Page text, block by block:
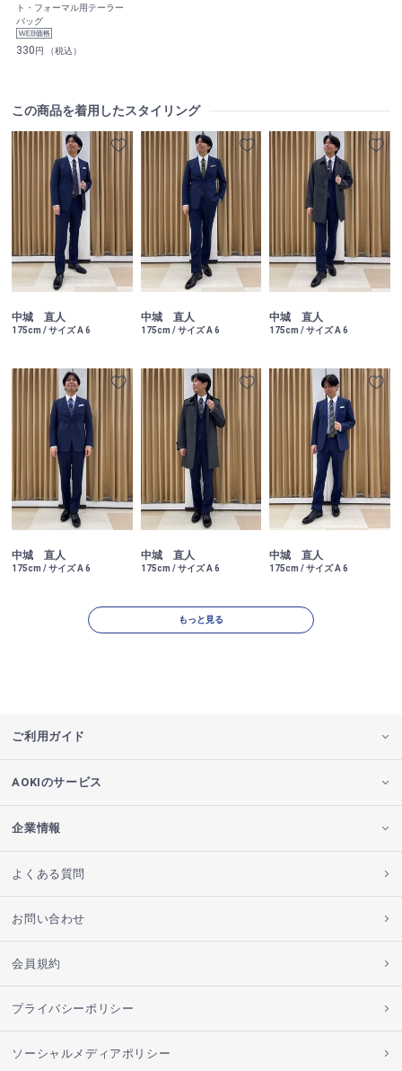
ト・フォーマル用テーラー
バッグ
330円 （税込）
この商品を着用したスタイリング
中城 直人
175cm / サイズ A 6
中城 直人
175cm / サイズ A 6
中城 直人
175cm / サイズ A 6
中城 直人
175cm / サイズ A 6
中城 直人
175cm / サイズ A 6
中城 直人
175cm / サイズ A 6
もっと見る
ご利用ガイド
AOKIのサービス
企業情報
よくある質問
お問い合わせ
会員規約
プライバシーポリシー
ソーシャルメディアポリシー